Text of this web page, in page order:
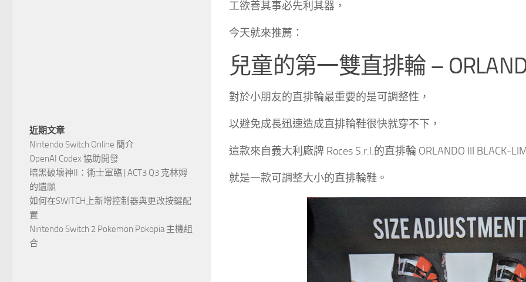
工欲善其事必先利其器，
今天就來推薦：
兒童的第一雙直排輪 –
對於小朋友的直排輪最重要的是可調整性，
以避免成長迅速造成直排輪鞋很快就穿不下，
這款來自義大利廠牌 Roces S.r.l.的直排輪 ORLANDO III BLACK-
就是一款可調整大小的直排輪鞋。
近期文章
Nintendo Switch Online 簡介
OpenAI Codex 協助開發
暗黑破壞神II：術士軍臨 | ACT3 Q3 克林姆
的遺願
如何在SWITCH上新增控制器與更改按鍵配
置
Nintendo Switch 2 Pokemon Pokopia 主機組
合